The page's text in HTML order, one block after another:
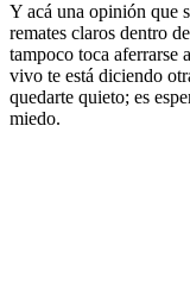
Y acá una opinión que
remates claros dentro
tampoco toca aferrarse
vivo te está diciendo
quedarte quieto; es
miedo.